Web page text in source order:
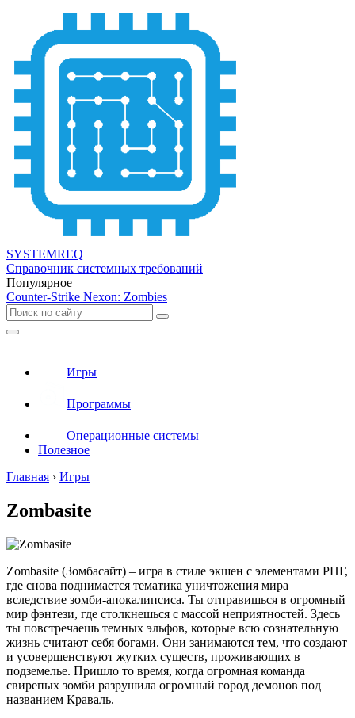
SYSTEMREQ
Справочник системных требований
Популярное
Counter-Strike Nexon: Zombies
Игры
Программы
Операционные системы
Полезное
Главная › Игры
Zombasite
Zombasite (Зомбасайт) – игра в стиле экшен с элементами РПГ,
где снова поднимается тематика уничтожения мира
вследствие зомби-апокалипсиса. Ты отправишься в огромный
мир фэнтези, где столкнешься с массой неприятностей. Здесь
ты повстречаешь темных эльфов, которые всю сознательную
жизнь считают себя богами. Они занимаются тем, что создают
и усовершенствуют жутких существ, проживающих в
подземелье. Пришло то время, когда огромная команда
свирепых зомби разрушила огромный город демонов под
названием Краваль.